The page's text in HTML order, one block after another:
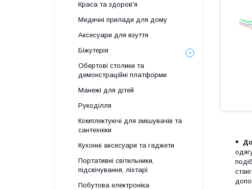
Краса та здоров'я
Медичні прилади для дому
Аксесуари для взуття
Біжутерія
Обертові столики та
демонстраційні платформи
Манежі для дітей
Рукоділля
Комплектуючі для змішувачів та
сантехніки
Кухонні аксесуари та гаджети
Портативні світильники,
підсвічування, ліхтарі
Побутова електроніка